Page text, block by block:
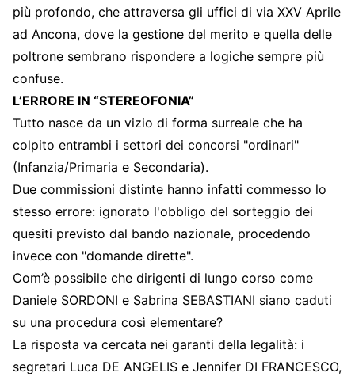
più profondo, che attraversa gli uffici di via XXV Aprile
ad Ancona, dove la gestione del merito e quella delle
poltrone sembrano rispondere a logiche sempre più
confuse.
L’ERRORE IN “STEREOFONIA”
Tutto nasce da un vizio di forma surreale che ha
colpito entrambi i settori dei concorsi "ordinari"
(Infanzia/Primaria e Secondaria).
Due commissioni distinte hanno infatti commesso lo
stesso errore: ignorato l'obbligo del sorteggio dei
quesiti previsto dal bando nazionale, procedendo
invece con "domande dirette".
Com’è possibile che dirigenti di lungo corso come
Daniele SORDONI e Sabrina SEBASTIANI siano caduti
su una procedura così elementare?
La risposta va cercata nei garanti della legalità: i
segretari Luca DE ANGELIS e Jennifer DI FRANCESCO,